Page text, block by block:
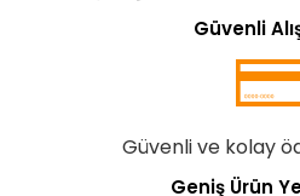
Güvenli
Güvenli ve kolay
Geniş Ürün